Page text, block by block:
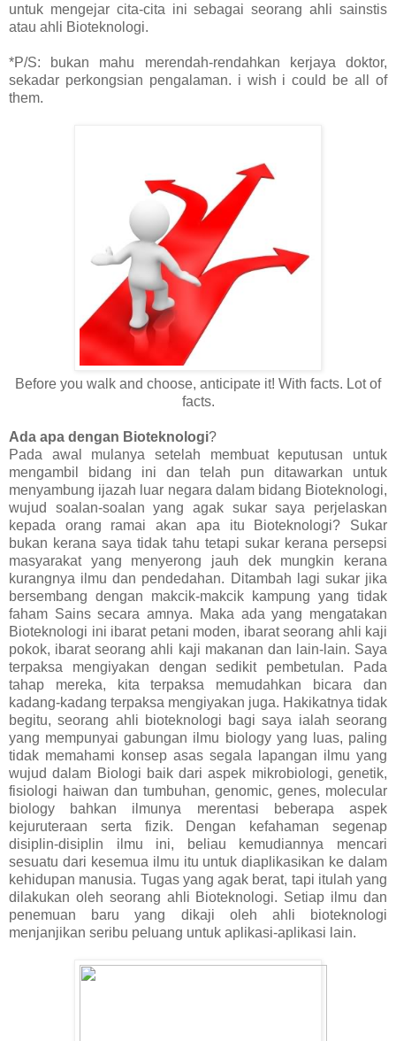
untuk mengejar cita-cita ini sebagai seorang ahli sainstis
atau ahli Bioteknologi.
*P/S: bukan mahu merendah-rendahkan kerjaya doktor,
sekadar perkongsian pengalaman. i wish i could be all of
them.
Before you walk and choose, anticipate it! With facts. Lot of
facts.
Ada apa dengan Bioteknologi?
Pada awal mulanya setelah membuat keputusan untuk
mengambil bidang ini dan telah pun ditawarkan untuk
menyambung ijazah luar negara dalam bidang Bioteknologi,
wujud soalan-soalan yang agak sukar saya perjelaskan
kepada orang ramai akan apa itu Bioteknologi? Sukar
bukan kerana saya tidak tahu tetapi sukar kerana persepsi
masyarakat yang menyerong jauh dek mungkin kerana
kurangnya ilmu dan pendedahan. Ditambah lagi sukar jika
bersembang dengan makcik-makcik kampung yang tidak
faham Sains secara amnya. Maka ada yang mengatakan
Bioteknologi ini ibarat petani moden, ibarat seorang ahli kaji
pokok, ibarat seorang ahli kaji makanan dan lain-lain. Saya
terpaksa mengiyakan dengan sedikit pembetulan. Pada
tahap mereka, kita terpaksa memudahkan bicara dan
kadang-kadang terpaksa mengiyakan juga. Hakikatnya tidak
begitu, seorang ahli bioteknologi bagi saya ialah seorang
yang mempunyai gabungan ilmu biology yang luas, paling
tidak memahami konsep asas segala lapangan ilmu yang
wujud dalam Biologi baik dari aspek mikrobiologi, genetik,
fisiologi haiwan dan tumbuhan, genomic, genes, molecular
biology bahkan ilmunya merentasi beberapa aspek
kejuruteraan serta fizik. Dengan kefahaman segenap
disiplin-disiplin ilmu ini, beliau kemudiannya mencari
sesuatu dari kesemua ilmu itu untuk diaplikasikan ke dalam
kehidupan manusia. Tugas yang agak berat, tapi itulah yang
dilakukan oleh seorang ahli Bioteknologi. Setiap ilmu dan
penemuan baru yang dikaji oleh ahli bioteknologi
menjanjikan seribu peluang untuk aplikasi-aplikasi lain.